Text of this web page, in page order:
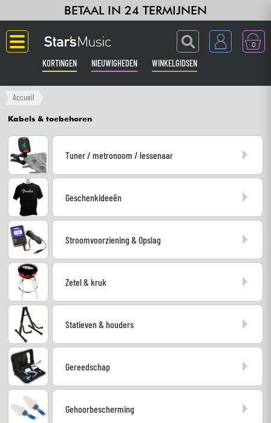
BETAAL IN 24 TERMIJNEN
0
KORTINGEN NIEUWIGHEDEN WINKELGIDSEN
Langue
Gitaar & Bas
Versterker & Effecten
Synths & samplers
Home-studio
Hoofdtelefoon
DJ
Accueil
Kabels & toebehoren
Tuner / metronoom / lessenaar
Geschenkideeën
Stroomvoorziening & Opslag
Zetel & kruk
Statieven & houders
Gereedschap
Gehoorbescherming